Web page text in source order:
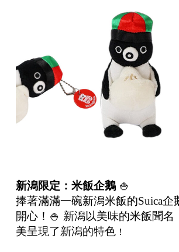
新潟限定：米飯企鵝🍚
捧著滿滿一碗新潟米飯的Suica企
開心！🍚 新潟以美味的米飯聞名
美呈現了新潟的特色！